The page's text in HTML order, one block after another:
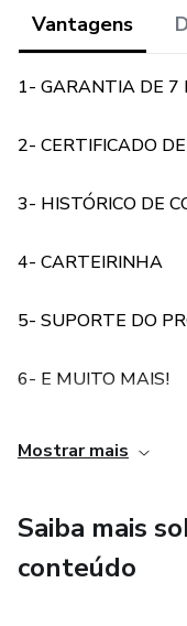
Vantagens
1- GARANTIA DE 7
2- CERTIFICADO
3- HISTÓRICO DE
4- CARTEIRINHA
5- SUPORTE DO
6- E MUITO MAIS!
Mostrar mais
Saiba mais
conteúdo